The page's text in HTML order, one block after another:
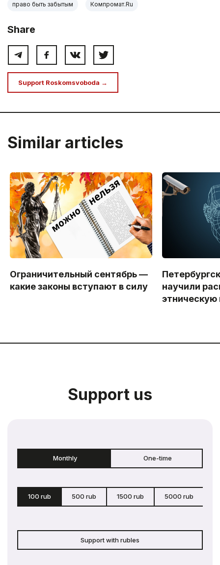
право быть забытым Компромат.Ru
Share
Support Roskomsvoboda →
Similar articles
Ограничительный сентябрь —
какие законы вступают в силу
научили
Support us
Monthly One-time
100 rub 500 rub 1500 rub 5000 rub
Support with rubles